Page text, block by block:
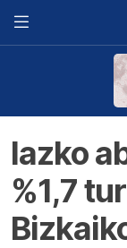
Iazko
%1,7